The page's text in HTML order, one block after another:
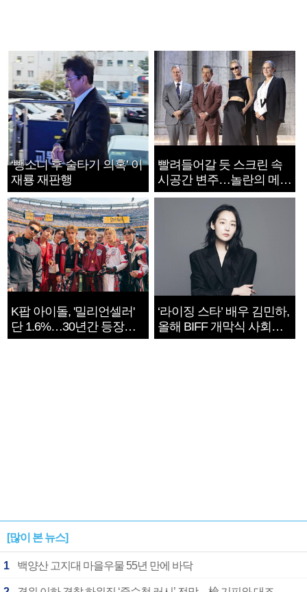
‘뺑소니 후 술타기 의혹’ 이
재룡 재판행
빨려들어갈 듯 스크린 속
시공간 변주…놀란의 메시
지는 ‘전쟁 속죄’
K팝 아이돌, '밀리언셀러'
단 1.6%…30년간 등장
1182개팀 전수조사
‘라이징 스타’ 배우 김민하,
올해 BIFF 개막식 사회자
확정
[많이 본 뉴스]
1 백양산 고지대 마을우물 55년 만에 바닥